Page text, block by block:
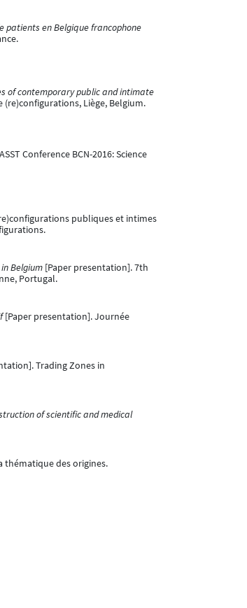
patients en Belgique francophone
of contemporary public and intimate
Liège, Belgium.
Conference BCN-2016: Science
publiques et intimes
Belgium[Paper presentation]. 7th
Portugal.
[Paper presentation]. Journée
Trading Zones in
of scientific and medical
thématique des origines.